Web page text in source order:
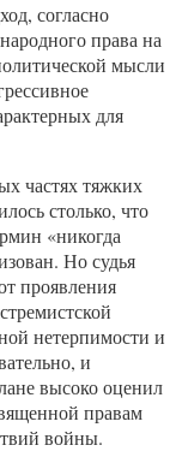
согласно
права на
мысли
для
частях тяжких
столько, что
«никогда
Но судья
проявления
нетерпимости и
и
высоко оценил
правам
войны.